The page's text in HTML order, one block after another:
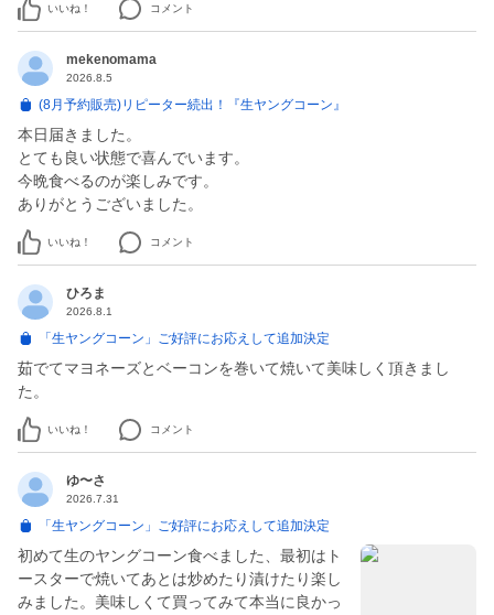
いいね！ コメント
mekenomama
2026.8.5
(8月予約販売)リピーター続出！『生ヤングコーン』
本日届きました。
とても良い状態で喜んでいます。
今晩食べるのが楽しみです。
いいね！ コメント
ひろま
2026.8.1
「生ヤングコーン」ご好評にお応えして追加決定
茹でてマヨネーズとベーコンを巻いて焼いて美味しく頂きまし
た。
いいね！ コメント
ゆ〜さ
2026.7.31
「生ヤングコーン」ご好評にお応えして追加決定
初めて生のヤングコーン食べました、最初はト
ースターで焼いてあとは炒めたり漬けたり楽し
みました。美味しくて買ってみて本当に良かっ